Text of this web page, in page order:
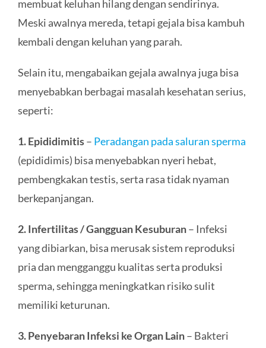
membuat keluhan hilang dengan sendirinya.
Meski awalnya mereda, tetapi gejala bisa kambuh
kembali dengan keluhan yang parah.
Selain itu, mengabaikan gejala awalnya juga bisa
menyebabkan berbagai masalah kesehatan serius,
seperti:
1. Epididimitis– Peradangan pada saluran sperma
(epididimis) bisa menyebabkan nyeri hebat,
pembengkakan testis, serta rasa tidak nyaman
berkepanjangan.
2. Infertilitas / Gangguan Kesuburan– Infeksi
yang dibiarkan, bisa merusak sistem reproduksi
pria dan mengganggu kualitas serta produksi
sperma, sehingga meningkatkan risiko sulit
memiliki keturunan.
3. Penyebaran Infeksi ke Organ Lain– Bakteri